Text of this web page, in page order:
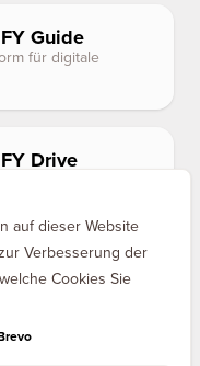
auf dieser Website
Verbesserung der
Cookies Sie
Guide
für digitale
Drive